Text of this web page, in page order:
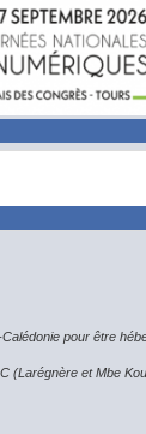
pour être
(Larégnère et Mbe